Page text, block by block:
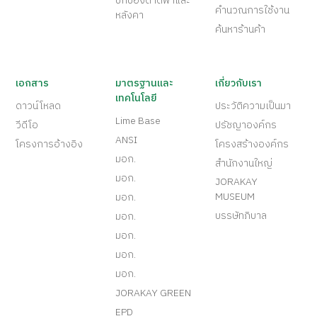
หลังคา
คำนวณการใช้งาน
ค้นหาร้านค้า
เอกสาร
ดาวน์โหลด
วีดีโอ
โครงการอ้างอิง
มาตรฐานและ
เทคโนโลยี
Lime Base
ANSI
มอก.
มอก.
มอก.
มอก.
มอก.
มอก.
มอก.
JORAKAY GREEN
EPD
เกี่ยวกับเรา
ประวัติความเป็นมา
ปรัชญาองค์กร
โครงสร้างองค์กร
สำนักงานใหญ่
JORAKAY
MUSEUM
บรรษัทภิบาล